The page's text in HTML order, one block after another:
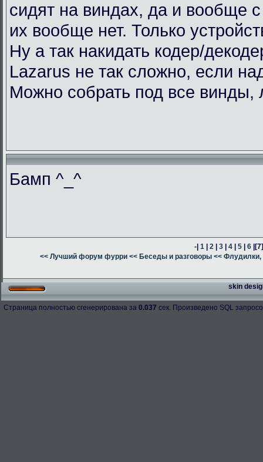
сидят на виндах, да и вообще с
их вообще нет. Только
Ну а так накидать кодер/
Lazarus не так сложно, если
Можно собрать под все винды,
Бамп ^_^
-|1 |2 |3 |4 |5 |6 |
<< Лучший форум фурри << Беседы и разговоры << Флудилки,
skin
Страница полностью сгенерирована за 0.037 сек. Произведено SQL